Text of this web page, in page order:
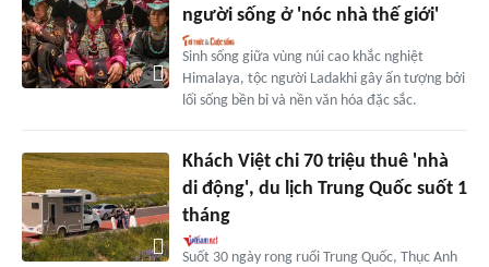
người sống ở 'nóc nhà thế giới'
Sinh sống giữa vùng núi cao khắc nghiệt
Himalaya, tộc người Ladakhi gây ấn tượng bởi
lối sống bền bỉ và nền văn hóa đặc sắc.
Khách Việt chi 70 triệu thuê 'nhà
di động', du lịch Trung Quốc suốt 1
tháng
Suốt 30 ngày rong ruổi Trung Quốc, Thục Anh